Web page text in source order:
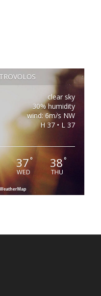
clear sky
30% humidity
wind: 6m/s NW
H 37 • L 37
37°
WED
38°
THU